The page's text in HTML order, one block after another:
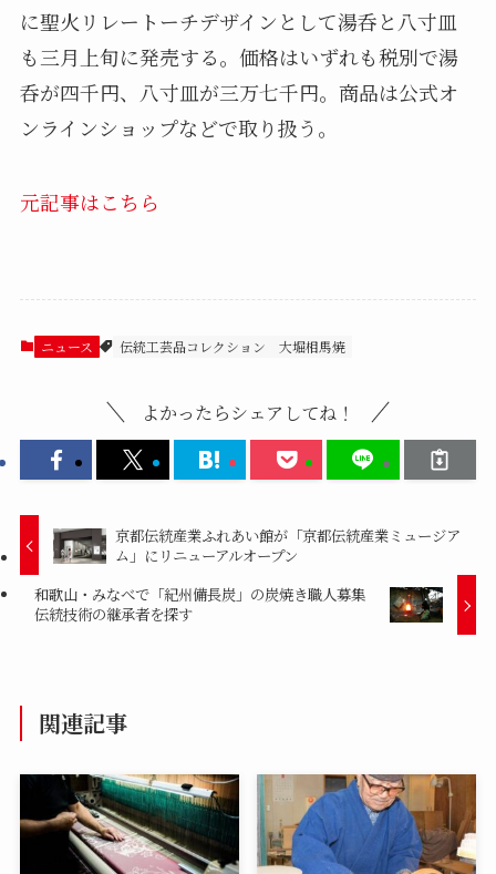
に聖火リレートーチデザインとして湯呑と八寸皿
も三月上旬に発売する。価格はいずれも税別で湯
呑が四千円、八寸皿が三万七千円。商品は公式オ
ンラインショップなどで取り扱う。
元記事はこちら
ニュース 伝統工芸品コレクション 大堀相馬焼
よかったらシェアしてね！
京都伝統産業ふれあい館が「京都伝統産業ミュージア
ム」にリニューアルオープン
和歌山・みなべで「紀州備長炭」の炭焼き職人募集
伝統技術の継承者を探す
関連記事